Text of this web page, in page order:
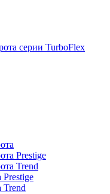
серии TurboFlex
Prestige
Trend
Trend